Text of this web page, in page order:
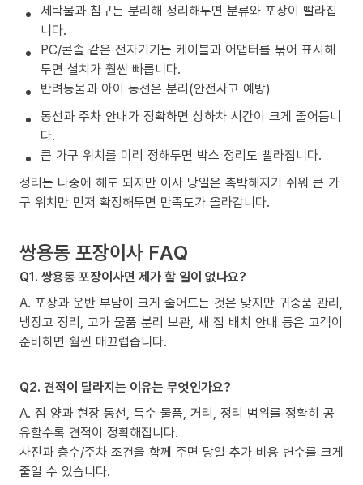
세탁물과 침구는 분리해 정리해두면 분류와 포장이 빨라집
니다.
PC/콘솔 같은 전자기기는 케이블과 어댑터를 묶어 표시해
두면 설치가 훨씬 빠릅니다.
반려동물과 아이 동선은 분리(안전사고 예방)
동선과 주차 안내가 정확하면 상하차 시간이 크게 줄어듭니
다.
큰 가구 위치를 미리 정해두면 박스 정리도 빨라집니다.
정리는 나중에 해도 되지만 이사 당일은 촉박해지기 쉬워 큰 가
구 위치만 먼저 확정해두면 만족도가 올라갑니다.
쌍용동 포장이사 FAQ
Q1. 쌍용동 포장이사면 제가 할 일이 없나요?
A. 포장과 운반 부담이 크게 줄어드는 것은 맞지만 귀중품 관리,
냉장고 정리, 고가 물품 분리 보관, 새 집 배치 안내 등은 고객이
준비하면 훨씬 매끄럽습니다.
Q2. 견적이 달라지는 이유는 무엇인가요?
A. 짐 양과 현장 동선, 특수 물품, 거리, 정리 범위를 정확히 공
유할수록 견적이 정확해집니다.
사진과 층수/주차 조건을 함께 주면 당일 추가 비용 변수를 크게
줄일 수 있습니다.